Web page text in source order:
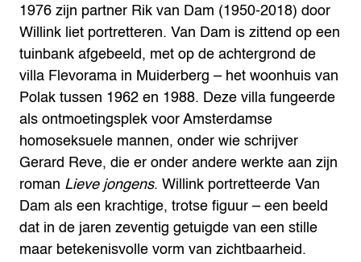
1976 zijn partner Rik van Dam (1950-2018) door
Willink liet portretteren. Van Dam is zittend op een
tuinbank afgebeeld, met op de achtergrond de
villa Flevorama in Muiderberg – het woonhuis van
Polak tussen 1962 en 1988. Deze villa fungeerde
als ontmoetingsplek voor Amsterdamse
homoseksuele mannen, onder wie schrijver
Gerard Reve, die er onder andere werkte aan zijn
roman Lieve jongens. Willink portretteerde Van
Dam als een krachtige, trotse figuur – een beeld
dat in de jaren zeventig getuigde van een stille
maar betekenisvolle vorm van zichtbaarheid.